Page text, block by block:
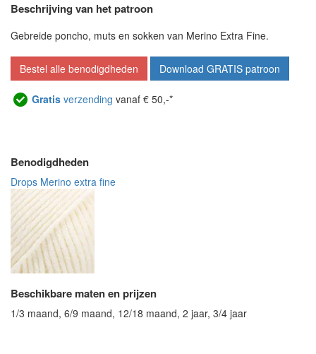
Beschrijving van het patroon
Gebreide poncho, muts en sokken van Merino Extra Fine.
Bestel alle benodigdheden Download GRATIS patroon
Gratis verzending vanaf € 50,-*
Benodigdheden
Drops Merino extra fine
Beschikbare maten en prijzen
1/3 maand, 6/9 maand, 12/18 maand, 2 jaar, 3/4 jaar